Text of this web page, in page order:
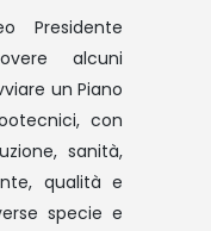
Presidente
alcuni
un Piano
con
sanità,
qualità e
specie e